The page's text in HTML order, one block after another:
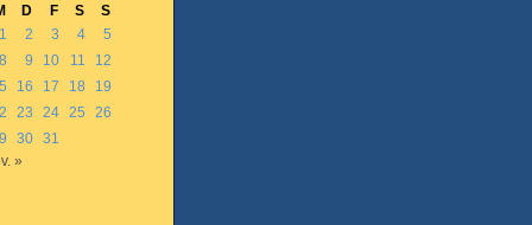
D F S
S
1
2 3 4
5
8 9 10 11
12
16 17 18
19
23 24 25
26
30 31
»